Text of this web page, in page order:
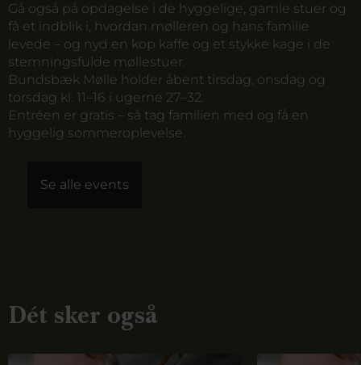
Gå også på opdagelse i de hyggelige, gamle stuer og
få et indblik i, hvordan mølleren og hans familie
levede – og nyd en kop kaffe og et stykke kage i de
stemningsfulde møllestuer.
Bundsbæk Mølle holder åbent tirsdag, onsdag og
torsdag kl. 11–16 i ugerne 27–32.
Entréen er gratis – så tag familien med og få en
hyggelig sommeroplevelse.
Se alle events
Dét sker også